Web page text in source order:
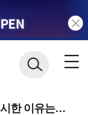
시한 이유는…